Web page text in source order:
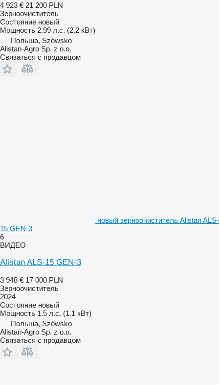
4 923 € 21 200 PLN
Зерноочиститель
Состояние новый
Мощность 2.99 л.с. (2.2 кВт)
Польша, Szówsko
Alistan-Agro Sp. z o.o.
Связаться с продавцом
новый зерноочиститель Alistan ALS-
15 GEN-3
6
ВИДЕО
Alistan ALS-15 GEN-3
3 948 € 17 000 PLN
Зерноочиститель
2024
Состояние новый
Мощность 1.5 л.с. (1.1 кВт)
Польша, Szówsko
Alistan-Agro Sp. z o.o.
Связаться с продавцом